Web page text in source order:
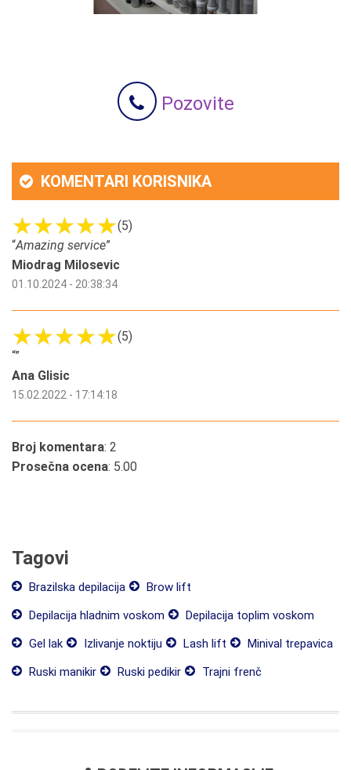
Pozovite
KOMENTARI KORISNIKA
(5)
“Amazing service”
Miodrag Milosevic
01.10.2024 - 20:38:34
(5)
“”
Ana Glisic
15.02.2022 - 17:14:18
Broj komentara: 2
Prosečna ocena: 5.00
Tagovi
Brazilska depilacija
Brow lift
Depilacija hladnim voskom
Depilacija toplim voskom
Gel lak
Izlivanje noktiju Lash lift
Minival trepavica
Ruski manikir
Ruski pedikir Trajni frenč